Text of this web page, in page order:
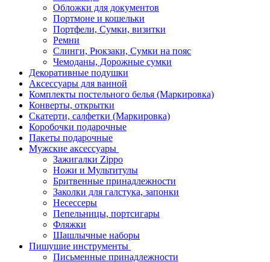
Обложки для документов
Портмоне и кошельки
Портфели, Сумки, визитки
Ремни
Слинги, Рюкзаки, Сумки на пояс
Чемоданы, Дорожные сумки
Декоративные подушки
Аксессуары для ванной
Комплекты постельного белья (Маркировка)
Конверты, открытки
Скатерти, салфетки (Маркировка)
Коробочки подарочные
Пакеты подарочные
Мужские аксессуары
Зажигалки Zippo
Ножи и Мультитулы
Бритвенные принадлежности
Заколки для галстука, запонки
Несессеры
Пепельницы, портсигары
Фляжки
Шашлычные наборы
Пишушие инструменты
Письменные принадлежности